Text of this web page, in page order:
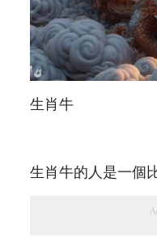
生肖牛
生肖牛的人是一個